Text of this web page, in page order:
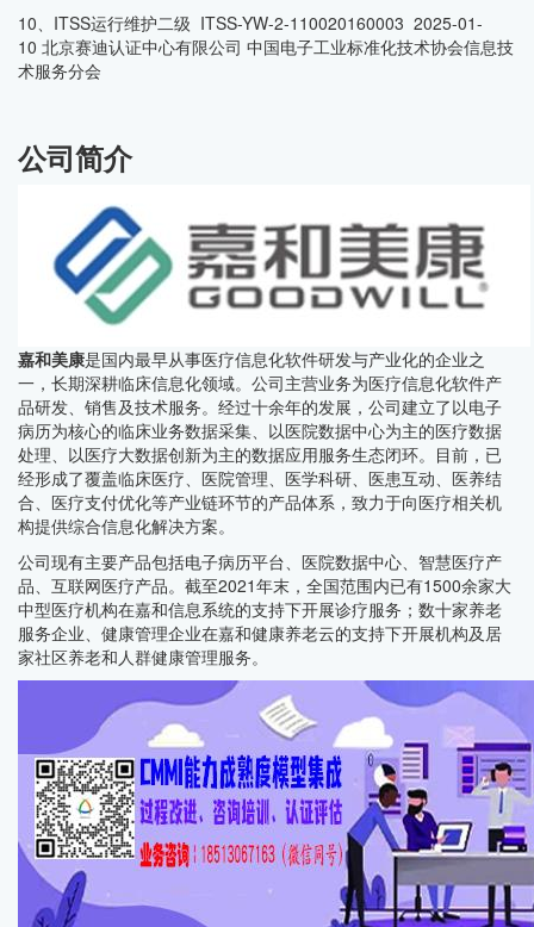
10、ITSS运行维护二级 ITSS-YW-2-110020160003 2025-01-
10 北京赛迪认证中心有限公司 中国电子工业标准化技术协会信息技
术服务分会
公司简介
嘉和美康是国内最早从事医疗信息化软件研发与产业化的企业之
一，长期深耕临床信息化领域。公司主营业务为医疗信息化软件产
品研发、销售及技术服务。经过十余年的发展，公司建立了以电子
病历为核心的临床业务数据采集、以医院数据中心为主的医疗数据
处理、以医疗大数据创新为主的数据应用服务生态闭环。目前，已
经形成了覆盖临床医疗、医院管理、医学科研、医患互动、医养结
合、医疗支付优化等产业链环节的产品体系，致力于向医疗相关机
构提供综合信息化解决方案。
公司现有主要产品包括电子病历平台、医院数据中心、智慧医疗产
品、互联网医疗产品。截至2021年末，全国范围内已有1500余家大
中型医疗机构在嘉和信息系统的支持下开展诊疗服务；数十家养老
服务企业、健康管理企业在嘉和健康养老云的支持下开展机构及居
家社区养老和人群健康管理服务。